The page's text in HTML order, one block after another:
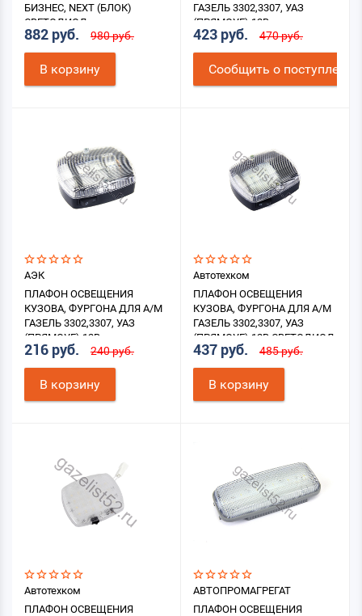
БИЗНЕС, NEXT (БЛОК)
СВЕТОДИОД
882 руб. 980 руб.
В корзину
ГАЗЕЛЬ 3302,3307, УАЗ
(ПРЯМОУГ) 12В
423 руб. 470 руб.
Cообщить о поступлении
АЭК
ПЛАФОН ОСВЕЩЕНИЯ
КУЗОВА, ФУРГОНА ДЛЯ А/М
ГАЗЕЛЬ 3302,3307, УАЗ
(ПРЯМОУГ) 12В
216 руб. 240 руб.
В корзину
Автотехком
ПЛАФОН ОСВЕЩЕНИЯ
КУЗОВА, ФУРГОНА ДЛЯ А/М
ГАЗЕЛЬ 3302,3307, УАЗ
(ПРЯМОУГ) 12В СВЕТОДИОД
437 руб. 485 руб.
В корзину
Автотехком
ПЛАФОН ОСВЕЩЕНИЯ
АВТОПРОМАГРЕГАТ
ПЛАФОН ОСВЕЩЕНИЯ